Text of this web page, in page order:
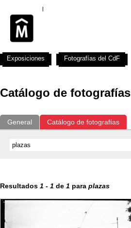
Catálogo de fotografías
General Catálogo de fotografías
Resultados 1 - 1 de 1 para plazas
Exposiciones Fotografías del CdF